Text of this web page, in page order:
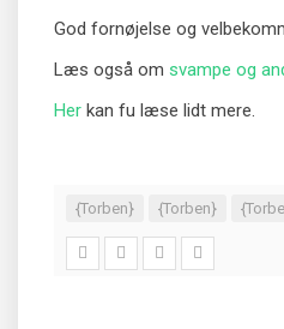
God fornøjelse og
Læs også om svampe og
Her kan fu læse lidt mere.
{Torben} {Torben}